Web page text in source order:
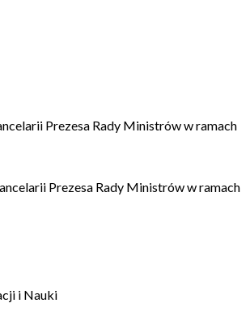
Prezesa Rady Ministrów w ramach
Prezesa Rady Ministrów w ramach
i Nauki